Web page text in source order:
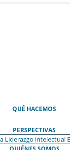
QUÉ HACEMOS
PERSPECTIVAS
Liderazgo intelectual